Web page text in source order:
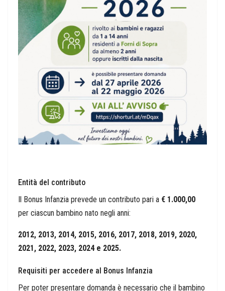
Entità del contributo
Il Bonus Infanzia prevede un contributo pari a € 1.000,00
per ciascun bambino nato negli anni:
2012, 2013, 2014, 2015, 2016, 2017, 2018, 2019, 2020,
2021, 2022, 2023, 2024 e 2025.
Requisiti per accedere al Bonus Infanzia
Per poter presentare domanda è necessario che il bambino